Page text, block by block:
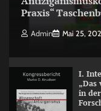
Praxis“
Admin Mai 25,
I.
„Das
in